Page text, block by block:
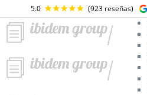
5.0 (923 reseñas)